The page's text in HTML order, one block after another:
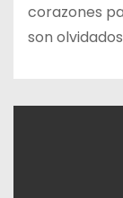
corazones
son